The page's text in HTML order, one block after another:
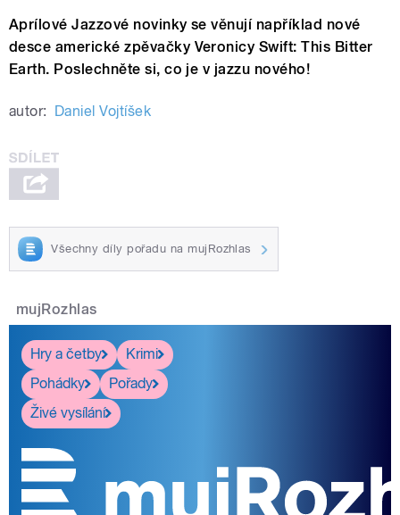
Aprílové Jazzové novinky se věnují například nové
desce americké zpěvačky Veronicy Swift: This Bitter
Earth. Poslechněte si, co je v jazzu nového!
autor: Daniel Vojtíšek
Všechny díly pořadu na mujRozhlas
mujRozhlas
Hry a četby
Krimi
Pohádky
Pořady
Živé vysílání